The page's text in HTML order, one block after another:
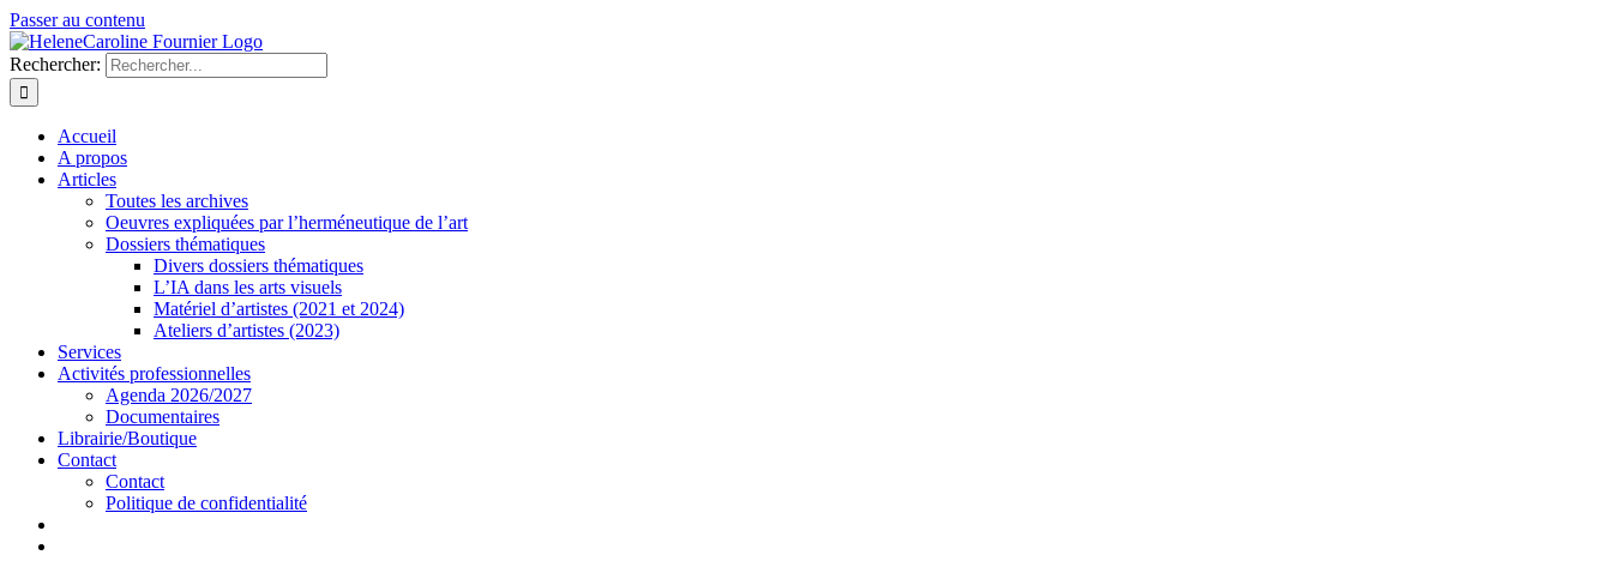
Passer au contenu
Rechercher:
Accueil
A propos
Articles
Toutes les archives
Oeuvres expliquées par l’herméneutique de l’art
Dossiers thématiques
Divers dossiers thématiques
L’IA dans les arts visuels
Matériel d’artistes (2021 et 2024)
Ateliers d’artistes (2023)
Services
Activités professionnelles
Agenda 2026/2027
Documentaires
Librairie/Boutique
Contact
Contact
Politique de confidentialité